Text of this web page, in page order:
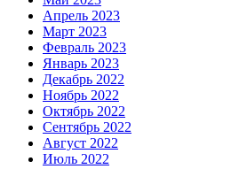
Апрель 2023
Март 2023
Февраль 2023
Январь 2023
Декабрь 2022
Ноябрь 2022
Октябрь 2022
Сентябрь 2022
Август 2022
Июль 2022